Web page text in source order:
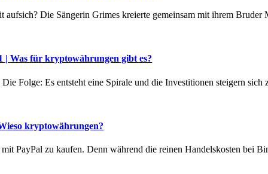
aufsich? Die Sängerin Grimes kreierte gemeinsam mit ihrem Bruder
| Was für kryptowährungen gibt es?
Folge: Es entsteht eine Spirale und die Investitionen steigern sich
kryptowährungen?
PayPal zu kaufen. Denn während die reinen Handelskosten bei